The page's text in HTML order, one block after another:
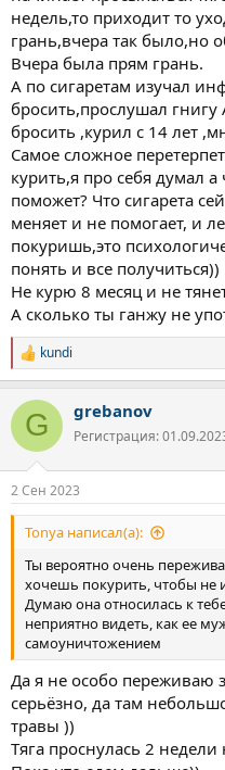
недель,то приходит то
грань,вчера так было,но
Вчера была прям грань.
А по сигаретам изучал
бросить,прослушал гнигу
бросить ,курил с 14 лет
Самое сложное
курить,я про себя думал
поможет? Что сигарета
меняет и не помогает, и
покуришь,это
понять и все получиться))
Не курю 8 месяц и не
А сколько ты ганжу не
Р
е
к
ц
и
kundi
G grebanov
Регистрация:
2 Сен 2023
Tonya написал(а):
Ты вероятно очень
хочешь покурить, чтобы не
Думаю она относилась к
неприятно видеть, как ее
самоуничтожением
Да я не особо переживаю
серьёзно, да там
травы ))
Тяга проснулась 2 недели